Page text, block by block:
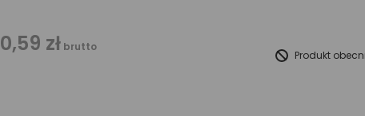
0,59 zł brutto
Produkt